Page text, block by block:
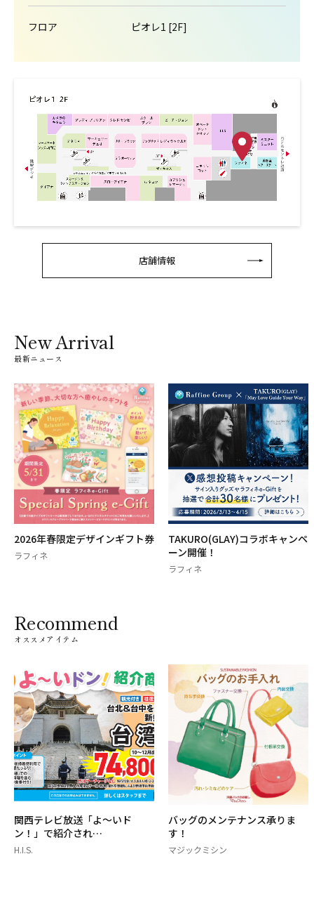
フロア ピオレ1 [2F]
店舗情報
New Arrival
最新ニュース
2026年春限定デザインギフト券
ラフィネ
TAKURO(GLAY)コラボキャンペ
ーン開催！
ラフィネ
Recommend
オススメアイテム
関西テレビ放送「よ～いド
ン！」で紹介され…
H.I.S.
バッグのメンテナンス承りま
す！
マジックミシン